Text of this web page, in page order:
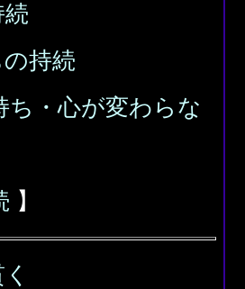
持続
ち・心が変わらな
】